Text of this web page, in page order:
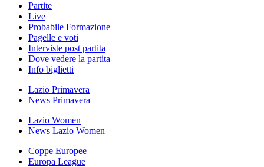
Partite
Live
Probabile Formazione
Pagelle e voti
Interviste post partita
Dove vedere la partita
Info biglietti
Lazio Primavera
News Primavera
Lazio Women
News Lazio Women
Coppe Europee
Europa League